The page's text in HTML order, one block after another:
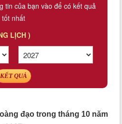
tin của bạn vào để có kết quả
tốt nhất
LỊCH )
KẾT QUẢ
đạo trong tháng 10 năm